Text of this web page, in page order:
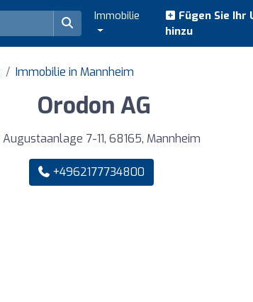
Immobilie
Fügen Sie
hinzu
Immobilie in Mannheim
Orodon AG
Augustaanlage 7-11, 68165, Mannheim
+4962177734800